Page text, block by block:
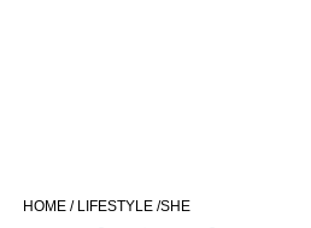
HOME / LIFESTYLE /SHE